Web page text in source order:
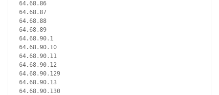
64.68.86
64.68.87
64.68.88
64.68.89
64.68.90.1
64.68.90.10
64.68.90.11
64.68.90.12
64.68.90.129
64.68.90.13
64.68.90.130